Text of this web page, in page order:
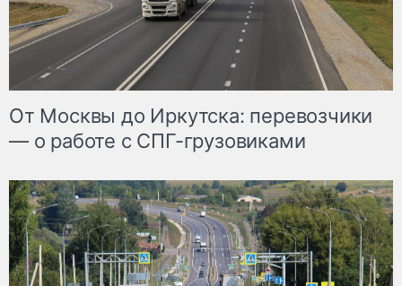
От Москвы до Иркутска: перевозчики
— о работе с СПГ-грузовиками